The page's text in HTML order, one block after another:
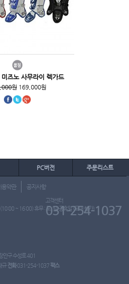
즈노 사무라이 렉가드
원169,000원
PC버전 주문리스트
용약관 공지사항
~ 16:00) 휴무 : 토, 일, 공휴일 (도매 불가)
고객센터
031-254-1037
안구 수성로 401
규 전화031-254-1037팩스